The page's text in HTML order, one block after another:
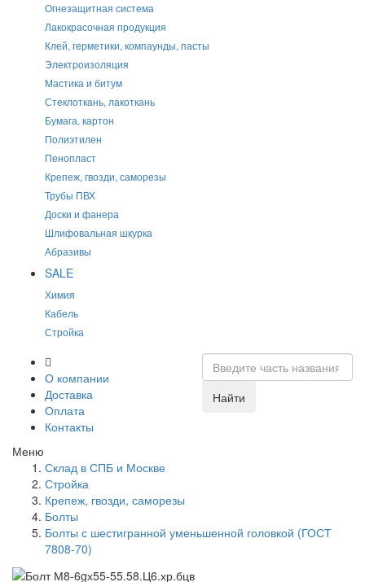
Огнезащитная система
Лакокрасочная продукция
Клей, герметики, компаунды, пасты
Электроизоляция
Мастика и битум
Стеклоткань, лакоткань
Бумага, картон
Полиэтилен
Пенопласт
Крепеж, гвозди, саморезы
Трубы ПВХ
Доски и фанера
Шлифовальная шкурка
Абразивы
SALE
Химия
Кабель
Стройка
О компании
Доставка
Оплата
Контакты
Найти
Меню
Склад в СПБ и Москве
Стройка
Крепеж, гвозди, саморезы
Болты
Болты с шестигранной уменьшенной головкой (ГОСТ
7808-70)